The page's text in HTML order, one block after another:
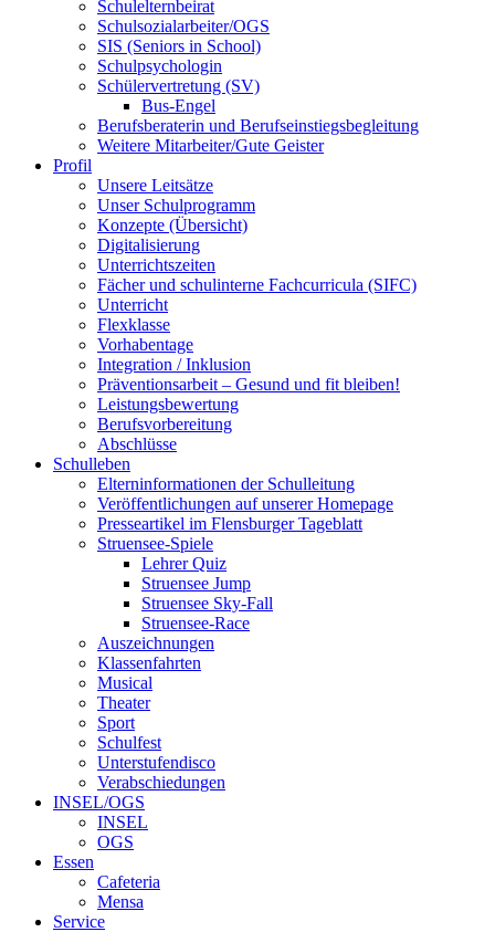
Schulelternbeirat
Schulsozialarbeiter/OGS
SIS (Seniors in School)
Schulpsychologin
Schülervertretung (SV)
Bus-Engel
Berufsberaterin und Berufseinstiegsbegleitung
Weitere Mitarbeiter/Gute Geister
Profil
Unsere Leitsätze
Unser Schulprogramm
Konzepte (Übersicht)
Digitalisierung
Unterrichtszeiten
Fächer und schulinterne Fachcurricula (SIFC)
Unterricht
Flexklasse
Vorhabentage
Integration / Inklusion
Präventionsarbeit – Gesund und fit bleiben!
Leistungsbewertung
Berufsvorbereitung
Abschlüsse
Schulleben
Elterninformationen der Schulleitung
Veröffentlichungen auf unserer Homepage
Presseartikel im Flensburger Tageblatt
Struensee-Spiele
Lehrer Quiz
Struensee Jump
Struensee Sky-Fall
Struensee-Race
Auszeichnungen
Klassenfahrten
Musical
Theater
Sport
Schulfest
Unterstufendisco
Verabschiedungen
INSEL/OGS
INSEL
OGS
Essen
Cafeteria
Mensa
Service